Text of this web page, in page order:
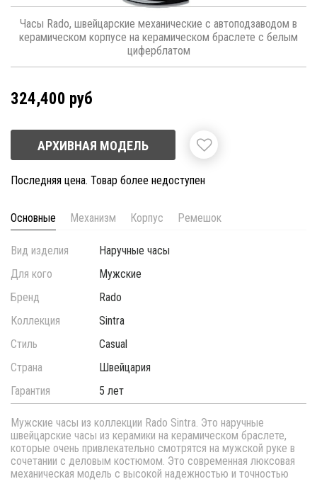
Часы Rado, швейцарские механические с автоподзаводом в
керамическом корпусе на керамическом браслете с белым
циферблатом
324,400 руб
АРХИВНАЯ МОДЕЛЬ
Последняя цена. Товар более недоступен
Основные Механизм Корпус Ремешок
Вид изделия
Наручные часы
Для кого
Мужские
Бренд
Rado
Коллекция
Sintra
Стиль
Casual
Страна
Швейцария
Гарантия
5 лет
Мужские часы из коллекции Rado Sintra. Это наручные
швейцарские часы из керамики на керамическом браслете,
которые очень привлекательно смотрятся на мужской руке в
сочетании с деловым костюмом. Это современная люксовая
механическая модель с высокой надежностью и точностью